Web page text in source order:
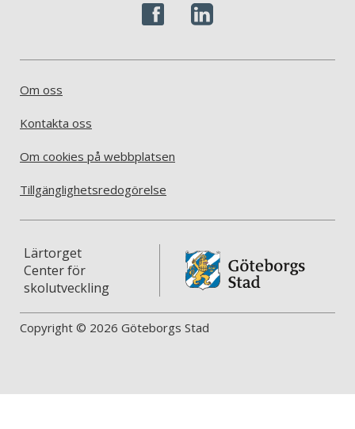
Om oss
Kontakta oss
Om cookies på webbplatsen
Tillgänglighetsredogörelse
Lärtorget
Center för
skolutveckling
Copyright © 2026 Göteborgs Stad